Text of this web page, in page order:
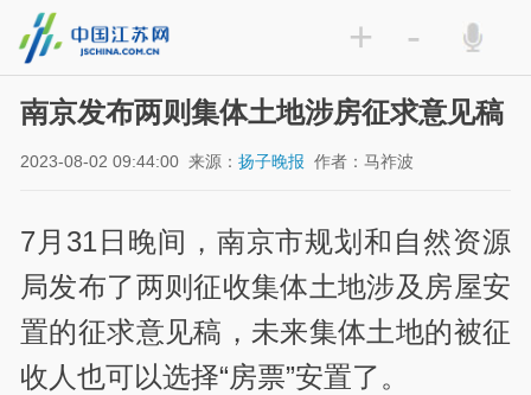
+ -
南京发布两则集体土地涉房征求意见稿
2023-08-02 09:44:00 来源：扬子晚报 作者：马祚波
7月31日晚间，南京市规划和自然资源
局发布了两则征收集体土地涉及房屋安
置的征求意见稿，未来集体土地的被征
收人也可以选择“房票”安置了。